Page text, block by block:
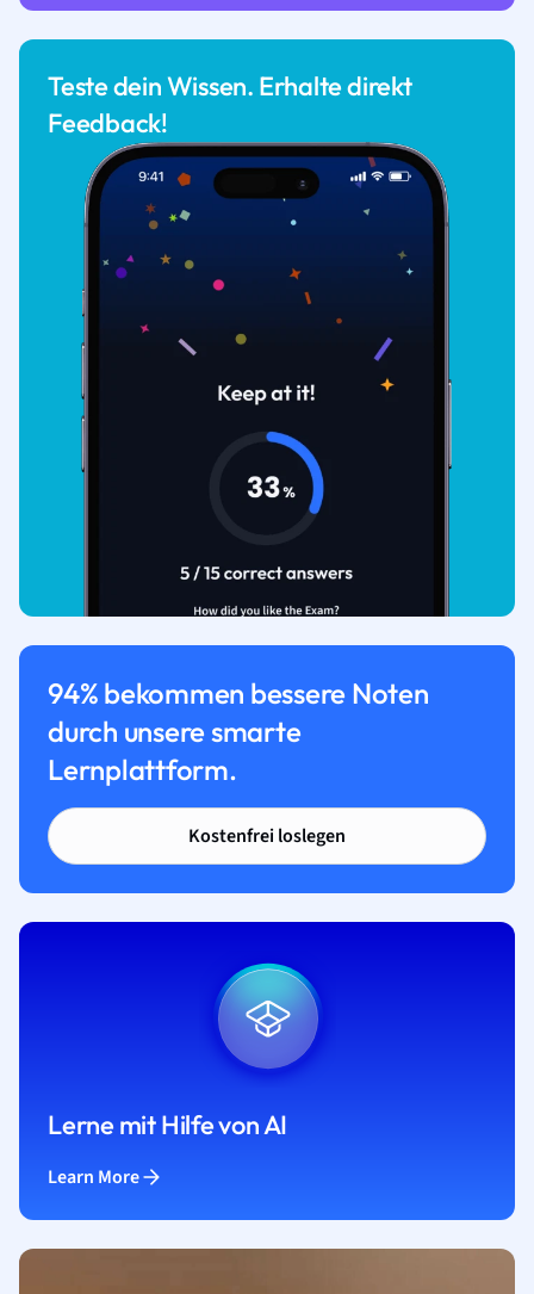
Teste dein Wissen. Erhalte direkt
Feedback!
94% bekommen bessere Noten
durch unsere smarte
Lernplattform.
Kostenfrei loslegen
Lerne mit Hilfe von AI
Learn More